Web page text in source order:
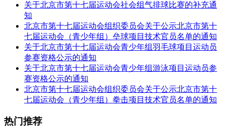
关于北京市第十七届运动会社会组气排球比赛的补充通
知
北京市第十七届运动会组织委员会关于公示北京市第十
七届运动会（青少年组）垒球项目技术官员名单的通知
关于北京市第十七届运动会青少年组羽毛球项目运动员
参赛资格公示的通知
关于北京市第十七届运动会青少年组游泳项目运动员参
赛资格公示的通知
北京市第十七届运动会组织委员会关于公示北京市第十
七届运动会（青少年组）拳击项目技术官员名单的通知
热门推荐